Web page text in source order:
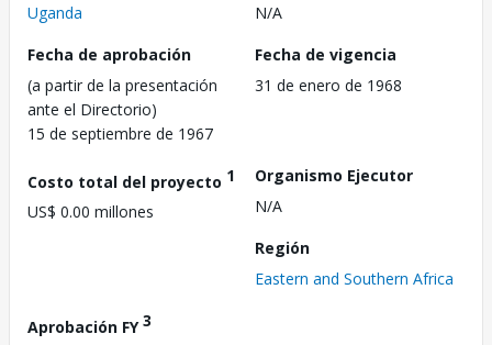
Uganda
N/A
Fecha de aprobación
(a partir de la presentación
ante el Directorio)
15 de septiembre de 1967
Fecha de vigencia
31 de enero de 1968
Costo total del proyecto 1
US$ 0.00 millones
Organismo Ejecutor
N/A
Región
Eastern and Southern Africa
Aprobación FY3